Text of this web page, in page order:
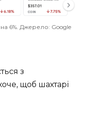
на 6%. Джерело: Google
з
щоб шахтарі